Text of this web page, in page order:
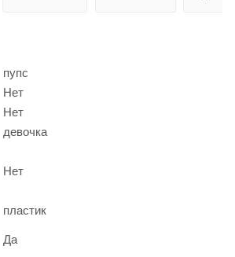
пупс
Нет
Нет
девочка
Нет
пластик
Да